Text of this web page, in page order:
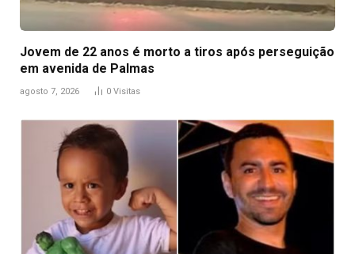
Jovem de 22 anos é morto a tiros após perseguição
em avenida de Palmas
agosto 7, 2026 0 Visitas